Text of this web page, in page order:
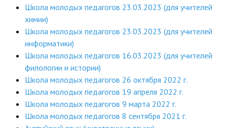
Организация УВП
ГИА
Карта ГИА РК
Советуем прочитать
Готовимся к новому учебному году 2026-2027
Школа молодых педагогов 23.03.2023 (для учителей
химии)
Школа молодых педагогов 23.03.2023 (для учителей
информатики)
Школа молодых педагогов 16.03.2023 (для учителей
филологии и истории)
Школа молодых педагогов 26 октября 2022 г.
Школа молодых педагогов 19 апреля 2022 г.
Школа молодых педагогов 9 марта 2022 г.
Школа молодых педагогов 8 сентября 2021 г.